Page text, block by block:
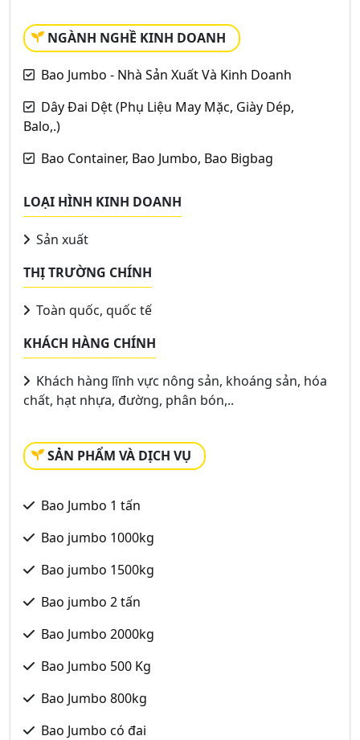
NGÀNH NGHỀ KINH DOANH
Bao Jumbo - Nhà Sản Xuất Và Kinh Doanh
Dây Đai Dệt (Phụ Liệu May Mặc, Giày Dép,
Balo,.)
Bao Container, Bao Jumbo, Bao Bigbag
LOẠI HÌNH KINH DOANH
Sản xuất
THỊ TRƯỜNG CHÍNH
Toàn quốc, quốc tế
KHÁCH HÀNG CHÍNH
Khách hàng lĩnh vực nông sản, khoáng sản, hóa
chất, hạt nhựa, đường, phân bón,..
SẢN PHẨM VÀ DỊCH VỤ
Bao Jumbo 1 tấn
Bao jumbo 1000kg
Bao jumbo 1500kg
Bao jumbo 2 tấn
Bao Jumbo 2000kg
Bao Jumbo 500 Kg
Bao Jumbo 800kg
Bao Jumbo có đai